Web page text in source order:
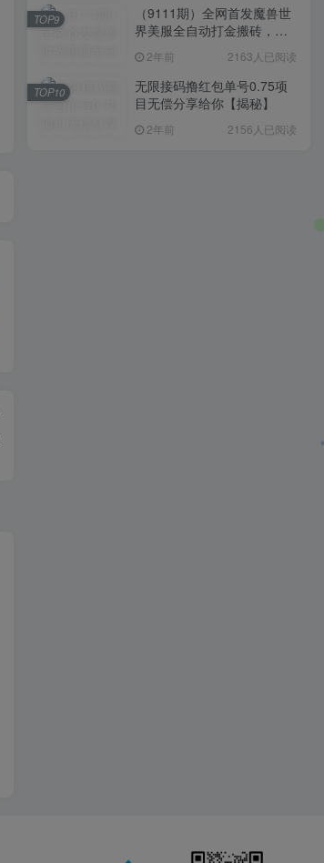
（9111期）全网首发魔兽世
界美服全自动打金搬砖，日
姆级教学
2年前 2163人已阅读
TOP9
无限接码撸红包单号0.75项
目无偿分享给你【揭秘】
2年前 2156人已阅读
TOP10